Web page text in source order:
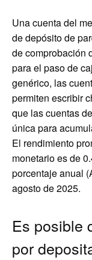
Una cuenta del
de depósito de
de comprobación
para el paso de
genérico, las
permiten escribir
que las cuentas
única para
El rendimiento
monetario es de
porcentaje anual
agosto de 2025.
Es posible
por